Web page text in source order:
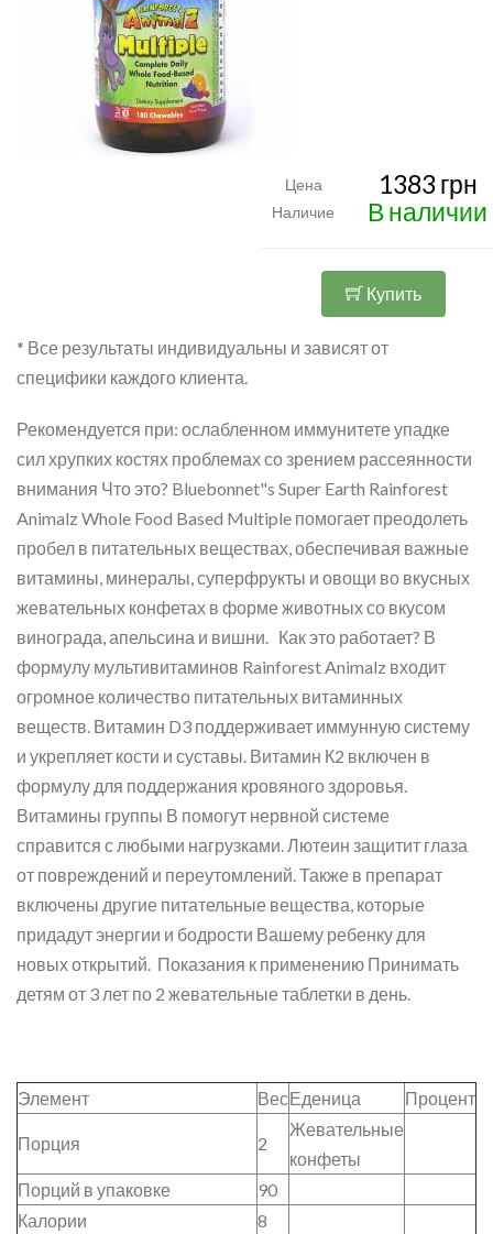
Цена 1383 грн
Наличие В наличии
Купить
* Все результаты индивидуальны и зависят от
специфики каждого клиента.
Рекомендуется при: ослабленном иммунитете упадке
сил хрупких костях проблемах со зрением рассеянности
внимания Что это? Bluebonnet"s Super Earth Rainforest
Animalz Whole Food Based Multiple помогает преодолеть
пробел в питательных веществах, обеспечивая важные
витамины, минералы, суперфрукты и овощи во вкусных
жевательных конфетах в форме животных со вкусом
винограда, апельсина и вишни. Как это работает? В
формулу мультивитаминов Rainforest Animalz входит
огромное количество питательных витаминных
веществ. Витамин D3 поддерживает иммунную систему
и укрепляет кости и суставы. Витамин К2 включен в
формулу для поддержания кровяного здоровья.
Витамины группы В помогут нервной системе
справится с любыми нагрузками. Лютеин защитит глаза
от повреждений и переутомлений. Также в препарат
включены другие питательные вещества, которые
придадут энергии и бодрости Вашему ребенку для
новых открытий. Показания к применению Принимать
детям от 3 лет по 2 жевательные таблетки в день.
Элемент ВесЕденица Процент
Порция 2
Жевательные
конфеты
Порций в упаковке
90
Калории
8